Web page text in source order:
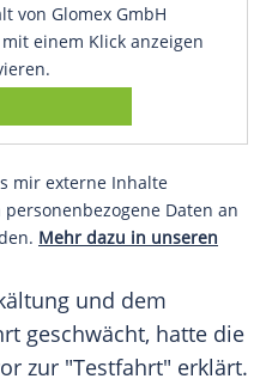
von Glomex GmbH
einem Klick anzeigen
mir externe Inhalte
Daten an
Mehr dazu in unseren
und dem
geschwächt, hatte die
zur "Testfahrt" erklärt.